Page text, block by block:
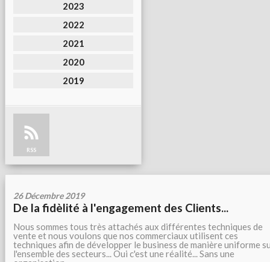
2023
2022
2021
2020
2019
RSS
26 Décembre 2019
De la fidèlité à l'engagement des Clients...
Nous sommes tous très attachés aux différentes techniques de
vente et nous voulons que nos commerciaux utilisent ces
techniques afin de développer le business de manière uniforme
l'ensemble des secteurs... Oui c'est une réalité... Sans une